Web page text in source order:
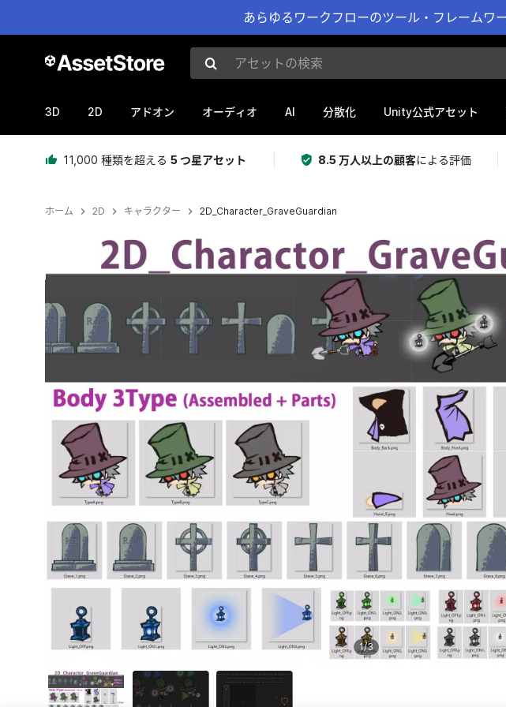
あらゆるワークフローのツール・フレームワ
アセットの検索
3D 2D アドオン オーディオ AI 分散化 Unity公式アセット
11,000 種類を超える 5 つ星アセット 8.5 万人以上の顧客による評価
ホーム 2D キャラクター 2D_Character_GraveGuardian
現在のスライド：1 / 3
1/3